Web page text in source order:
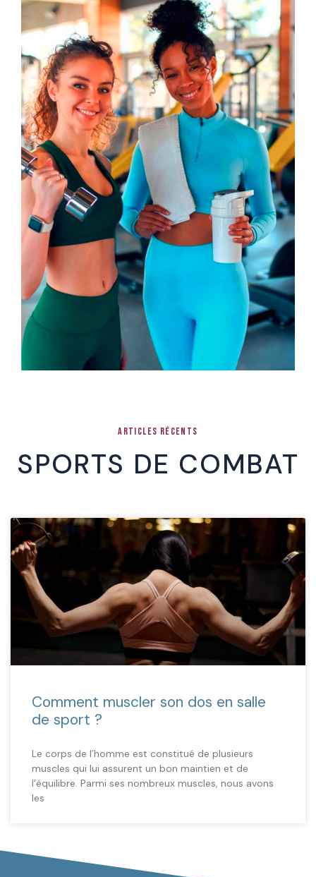
ARTICLES RÉCENTS
SPORTS DE COMBAT
Comment muscler son dos en salle
de sport ?
Le corps de l’homme est constitué de plusieurs
muscles qui lui assurent un bon maintien et de
l’équilibre. Parmi ses nombreux muscles, nous avons
les